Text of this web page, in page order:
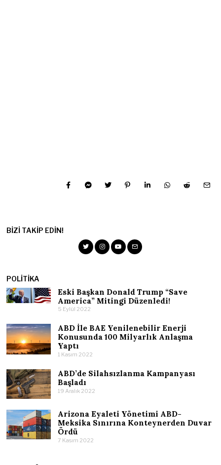
BIZI TAKIP EDIN!
POLITIKA
Eski Başkan Donald Trump “Save
America” Mitingi Düzenledi!
5 Eylül 2022
ABD İle BAE Yenilenebilir Enerji
Konusunda 100 Milyarlık Anlaşma
Yaptı
1 Kasım 2022
ABD’de Silahsızlanma Kampanyası
Başladı
19 Aralık 2022
Arizona Eyaleti Yönetimi ABD-
Meksika Sınırına Konteynerden Duvar
Ördü
7 Kasım 2022